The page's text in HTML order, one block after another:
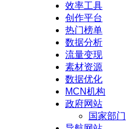
效率工具
创作平台
热门榜单
数据分析
流量变现
素材资源
数据优化
MCN机构
政府网站
国家部门